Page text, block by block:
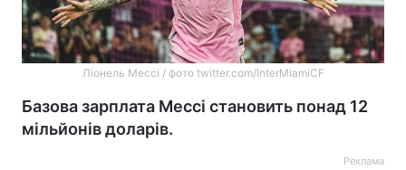
Ліонель Мессі / фото twitter.com/InterMiamiCF
Базова зарплата Мессі становить понад 12
мільйонів доларів.
Реклама